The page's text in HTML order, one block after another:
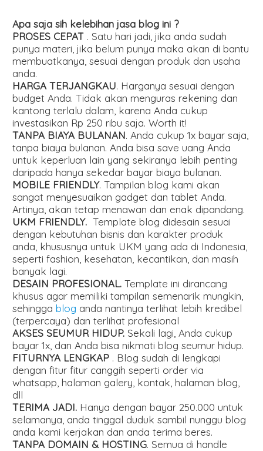
Apa saja sih kelebihan jasa blog ini ?
PROSES CEPAT . Satu hari jadi, jika anda sudah
punya materi, jika belum punya maka akan di bantu
membuatkanya, sesuai dengan produk dan usaha
anda.
HARGA TERJANGKAU. Harganya sesuai dengan
budget Anda. Tidak akan menguras rekening dan
kantong terlalu dalam, karena Anda cukup
investasikan Rp 250 ribu saja. Worth it!
TANPA BIAYA BULANAN. Anda cukup 1x bayar saja,
tanpa biaya bulanan. Anda bisa save uang Anda
untuk keperluan lain yang sekiranya lebih penting
daripada hanya sekedar bayar biaya bulanan.
MOBILE FRIENDLY. Tampilan blog kami akan
sangat menyesuaikan gadget dan tablet Anda.
Artinya, akan tetap menawan dan enak dipandang.
UKM FRIENDLY. Template blog didesain sesuai
dengan kebutuhan bisnis dan karakter produk
anda, khususnya untuk UKM yang ada di Indonesia,
seperti fashion, kesehatan, kecantikan, dan masih
banyak lagi.
DESAIN PROFESIONAL. Template ini dirancang
khusus agar memiliki tampilan semenarik mungkin,
sehinggablog anda nantinya terlihat lebih kredibel
(terpercaya) dan terlihat profesional
AKSES SEUMUR HIDUP. Sekali lagi, Anda cukup
bayar 1x, dan Anda bisa nikmati blog seumur hidup.
FITURNYA LENGKAP . Blog sudah di lengkapi
dengan fitur fitur canggih seperti order via
whatsapp, halaman galery, kontak, halaman blog,
dll
TERIMA JADI. Hanya dengan bayar 250.000 untuk
selamanya, anda tinggal duduk sambil nunggu blog
anda kami kerjakan dan anda terima beres.
TANPA DOMAIN & HOSTING. Semua di handle